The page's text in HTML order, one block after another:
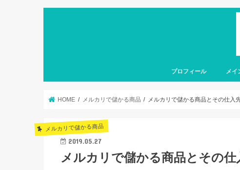
プロフィール メイ
HOME メルカリで儲かる商品 メルカリで儲かる商品とその仕入
メルカリで儲かる商品
2019.05.27
メルカリで儲かる商品とその仕